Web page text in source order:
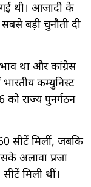
गई थी। आजादी के
बड़ी चुनौती दी
था और कांग्रेस
कम्युनिस्ट
को राज्य पुनर्गठन
सीटें मिलीं, जबकि
अलावा प्रजा
मिली थीं।